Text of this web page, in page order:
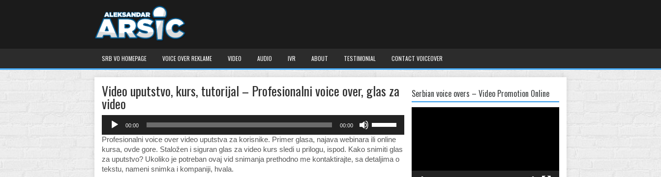
SRB VO HOMEPAGE VOICE OVER REKLAME VIDEO AUDIO IVR ABOUT TESTIMONIAL CONTACT VOICEOVER
Video uputstvo, kurs, tutorijal – Profesionalni voice over, glas za
video
Audio
Player
00:00 00:00
Up/Down
Arrow
keys
to
Profesionalni voice over video uputstva za korisnike. Primer glasa, najava webinara ili online
kursa, ovde gore. Staložen i siguran glas za video kurs sledi u prilogu, ispod. Kako snimiti glas
za uputstvo? Ukoliko je potreban ovaj vid snimanja prethodno me kontaktirajte, sa detaljima o
tekstu, nameni snimka i kompaniji, hvala.
Serbian voice overs – Video Promotion Online